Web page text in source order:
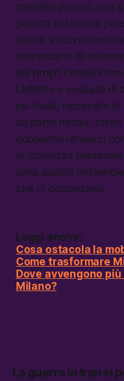
menefreghismo, che
politica del nostro
riesce a riconoscere
interessano
dei propri cittadini
L’effetto a cascata di
più livelli, necessita
da parte nostra,
dobbiamo renderci
la sicurezza
dalla qualità
che ci circondano.
Leggi anche:
Cosa ostacola la
Come trasformare
Dove avvengono
Milano?
La guerra in Iran si